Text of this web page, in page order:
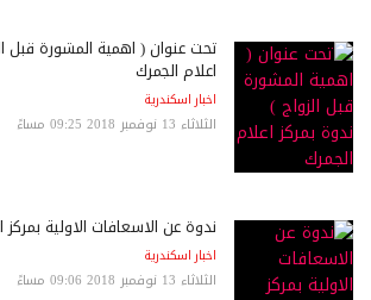
تحت عنوان ( اهمية المشورة قبل
اعلام الجمرك
اخبار اسكندرية
الثلاثاء 13 نوفمبر 2018 09:25 مساءً
ندوة عن الاسعافات الاولية بمركز
اخبار اسكندرية
الثلاثاء 13 نوفمبر 2018 09:06 مساءً